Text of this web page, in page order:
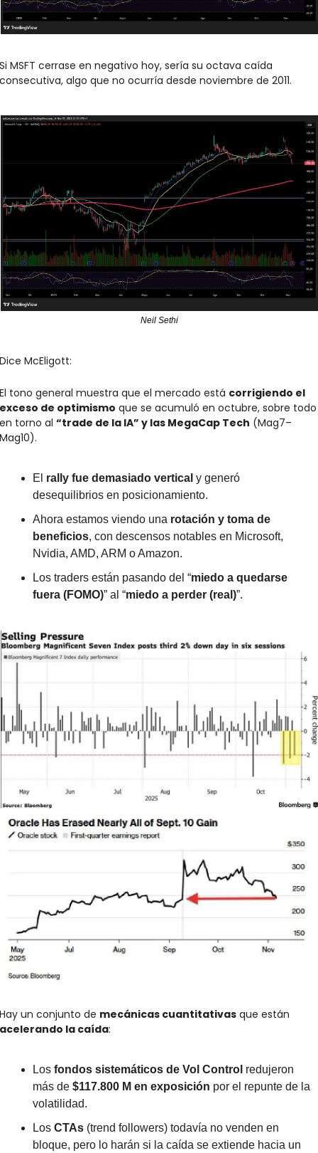
MSFT cerrase en negativo hoy, sería su octava caída
algo que no ocurría desde noviembre de 2011.
Neil Sethi
McEligott:
tono general muestra que el mercado está corrigiendo el
de optimismo que se acumuló en octubre, sobre todo
torno al “trade de la IA” y las MegaCap Tech (Mag7–
El rally fue demasiado vertical y generó
desequilibrios en posicionamiento.
Ahora estamos viendo una rotación y toma de
beneficios, con descensos notables en Microsoft,
Nvidia, AMD, ARM o Amazon.
Los traders están pasando del “miedo a quedarse
fuera (FOMO)” al “miedo a perder (real)”.
un conjunto de mecánicas cuantitativas
la caída:
Los fondos sistemáticos de Vol Control redujeron
más de $117.800 M en exposición por el repunte de la
volatilidad.
Los CTAs (trend followers) todavía no venden en